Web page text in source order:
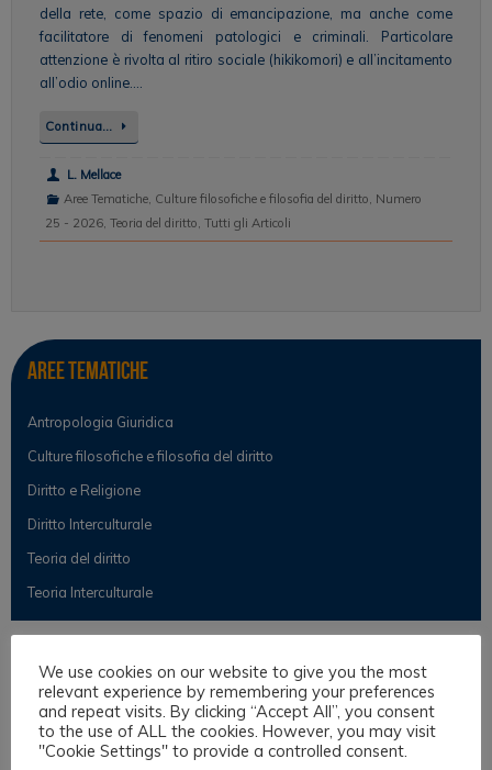
della rete, come spazio di emancipazione, ma anche come
facilitatore di fenomeni patologici e criminali. Particolare
attenzione è rivolta al ritiro sociale (hikikomori) e all’incitamento
all’odio online….
Continua…
L. Mellace
Aree Tematiche, Culture filosofiche e filosofia del diritto, Numero
25 - 2026, Teoria del diritto, Tutti gli Articoli
Aree tematiche
Antropologia Giuridica
Culture filosofiche e filosofia del diritto
Diritto e Religione
Diritto Interculturale
Teoria del diritto
Teoria Interculturale
Osservatorio
Notizie
Osservatorio Scientifico
We use cookies on our website to give you the most
relevant experience by remembering your preferences
and repeat visits. By clicking “Accept All”, you consent
to the use of ALL the cookies. However, you may visit
"Cookie Settings" to provide a controlled consent.